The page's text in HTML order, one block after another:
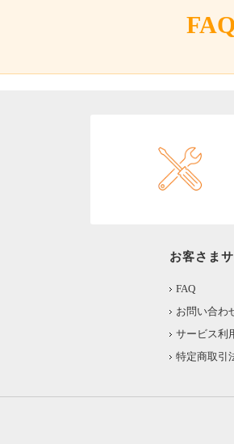
お客さま
FAQ
お問い合わ
サービス利
特定商取引